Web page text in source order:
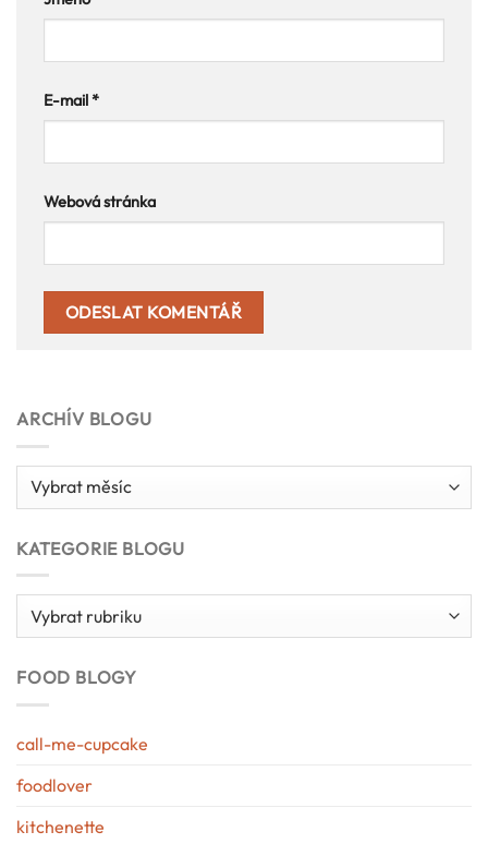
E-mail*
Webová stránka
ARCHÍV BLOGU
Archív
blogu
KATEGORIE BLOGU
Kategorie
blogu
FOOD BLOGY
call-me-cupcake
foodlover
kitchenette